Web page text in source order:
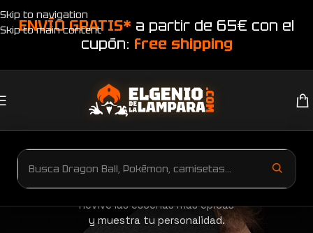
Skip to navigation
Skip to main content
ENVÍO GRATIS* a partir de 65€ con el
cupón: free shipping
Sudaderas One Piece
Revive las escenas más épicas
y muestra tu personalidad.